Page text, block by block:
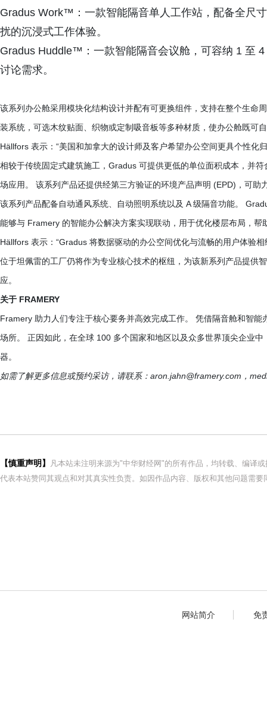
Gradus Work™：一款智能隔音单人工作站，配备全尺
扰的沉浸式工作体验。
Gradus Huddle™：一款智能隔音会议舱，可容纳 1 至
讨论需求。
该系列办公舱采用模块化结构设计并配有可更换组件，支持在整个生命
装系统，可选木纹贴面、织物或定制吸音板等多种材质，使办公舱既可
Hällfors 表示：“美国和加拿大的设计师及客户希望办公空间更具个性化
相较于传统固定式建筑施工，Gradus 可提供更低的单位面积成本，并
场应用。 该系列产品还提供经第三方验证的环境产品声明 (EPD)，可助
该系列产品配备自动通风系统、自动照明系统以及 A 级隔音功能。
能够与 Framery 的智能办公解决方案实现联动，用于优化楼层布局，
Hällfors 表示：“Gradus 将数据驱动的办公空间优化与流畅的用户体验
位于坦佩雷的工厂仍将作为专业核心技术的枢纽，为该新系列产品提供
应。
关于 FRAMERY
Framery 助力人们专注于核心要务并高效完成工作。 凭借隔音舱和智
场所。 正因如此，在全球 100 多个国家和地区以及众多世界顶尖企业
器。
如需了解更多信息或预约采访，请联系： aron.jahn@framery.com ，
【慎重声明】
凡本站未注明来源为"中华财经网"的所有作品，均转载、编译
代表本站赞同其观点和对其真实性负责。如因作品内容、版权和其他问题需
网站简介 免